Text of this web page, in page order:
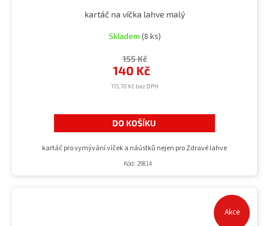
kartáč na víčka lahve malý
Skladem (8 ks)
115,70 Kč bez DPH
140 Kč
155 Kč
DO KOŠÍKU
kartáč pro vymývání víček a náústků nejen pro Zdravé lahve
Kód: 29814
Akce